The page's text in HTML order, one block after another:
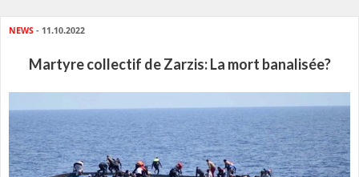
NEWS - 11.10.2022
Martyre collectif de Zarzis: La mort banalisée?